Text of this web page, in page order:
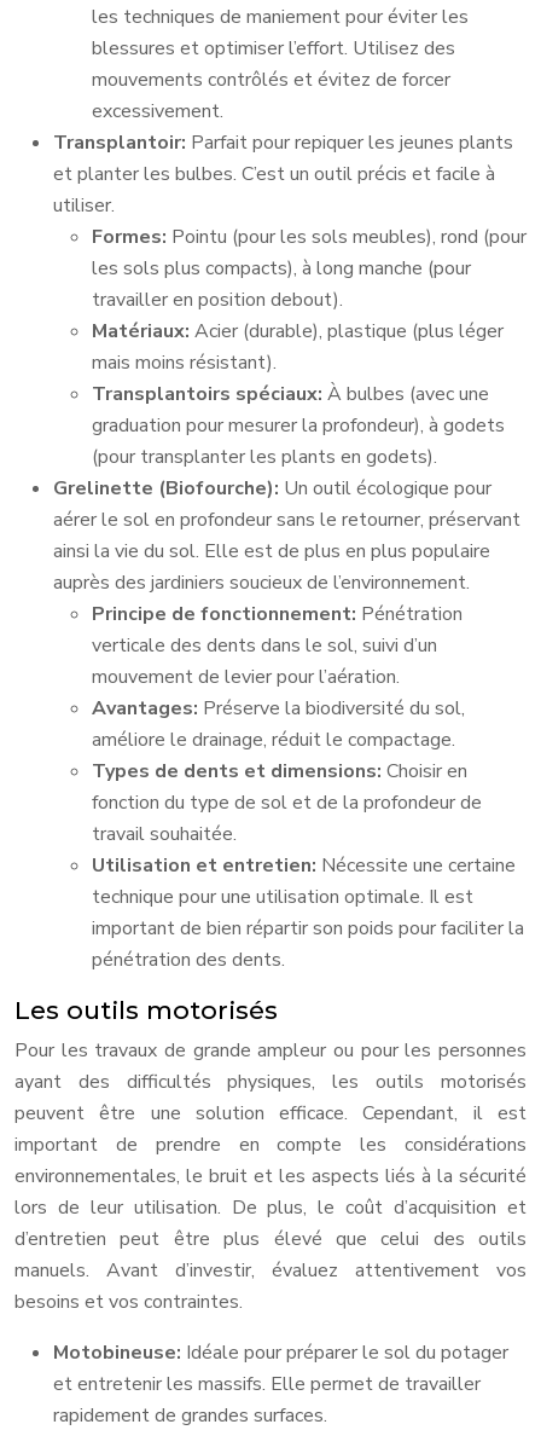
les techniques de maniement pour éviter les
blessures et optimiser l’effort. Utilisez des
mouvements contrôlés et évitez de forcer
excessivement.
Transplantoir: Parfait pour repiquer les jeunes plants
et planter les bulbes. C’est un outil précis et facile à
utiliser.
Formes: Pointu (pour les sols meubles), rond (pour
les sols plus compacts), à long manche (pour
travailler en position debout).
Matériaux: Acier (durable), plastique (plus léger
mais moins résistant).
Transplantoirs spéciaux: À bulbes (avec une
graduation pour mesurer la profondeur), à godets
(pour transplanter les plants en godets).
Grelinette (Biofourche): Un outil écologique pour
aérer le sol en profondeur sans le retourner, préservant
ainsi la vie du sol. Elle est de plus en plus populaire
auprès des jardiniers soucieux de l’environnement.
Principe de fonctionnement: Pénétration
verticale des dents dans le sol, suivi d’un
mouvement de levier pour l’aération.
Avantages: Préserve la biodiversité du sol,
améliore le drainage, réduit le compactage.
Types de dents et dimensions: Choisir en
fonction du type de sol et de la profondeur de
travail souhaitée.
Utilisation et entretien: Nécessite une certaine
technique pour une utilisation optimale. Il est
important de bien répartir son poids pour faciliter la
pénétration des dents.
Les outils motorisés
Pour les travaux de grande ampleur ou pour les personnes
ayant des difficultés physiques, les outils motorisés
peuvent être une solution efficace. Cependant, il est
important de prendre en compte les considérations
environnementales, le bruit et les aspects liés à la sécurité
lors de leur utilisation. De plus, le coût d’acquisition et
d’entretien peut être plus élevé que celui des outils
manuels. Avant d’investir, évaluez attentivement vos
besoins et vos contraintes.
Motobineuse: Idéale pour préparer le sol du potager
et entretenir les massifs. Elle permet de travailler
rapidement de grandes surfaces.